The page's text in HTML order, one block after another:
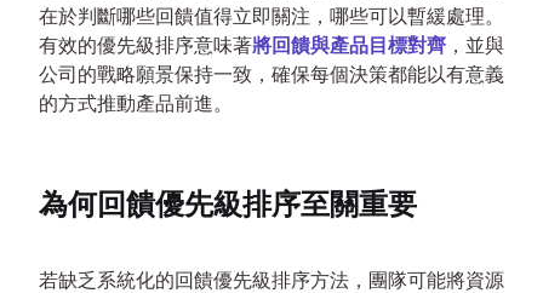
在於判斷哪些回饋值得立即關注，哪些可以暫緩處理。
有效的優先級排序意味著將回饋與產品目標對齊 ，並與
公司的戰略願景保持一致，確保每個決策都能以有意義
的方式推動產品前進。
為何回饋優先級排序至關重要
若缺乏系統化的回饋優先級排序方法，團隊可能將資源